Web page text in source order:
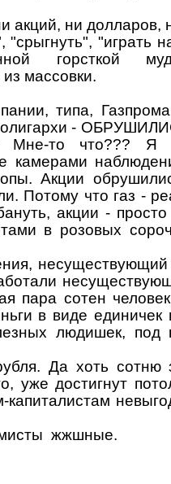
акций, ни долларов,
"играть
горсткой
массовки.
типа,
-
Мне-то что???
камерами
Акции
Потому что газ -
акции -
в розовых
пара сотен
в виде единичек
людишек, под
Да хоть сотню
уже достигнут
жжшные.